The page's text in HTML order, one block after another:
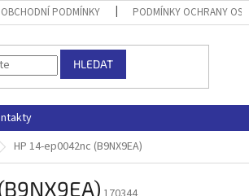
OBCHODNÍ PODMÍNKY PODMÍNKY OCHRANY
HLEDAT
HP 14-ep0042nc (B9NX9EA)